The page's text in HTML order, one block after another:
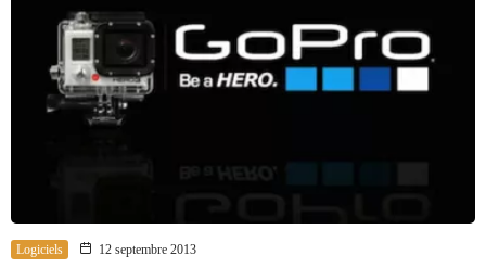
Logiciels 12 septembre 2013